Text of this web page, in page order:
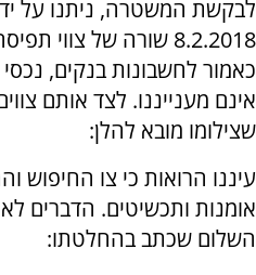
לבקשת המשטרה, ניתנו על
8.2.2018 שורה של
כאמור לחשבונות בנקים, נכסי
אינם מענייננו. לצד אותם
שצילומו מובא להלן:
עיננו הרואות כי צו החיפוש
אומנות ותכשיטים. הדברים
השלום שכתב בהחלטתו: